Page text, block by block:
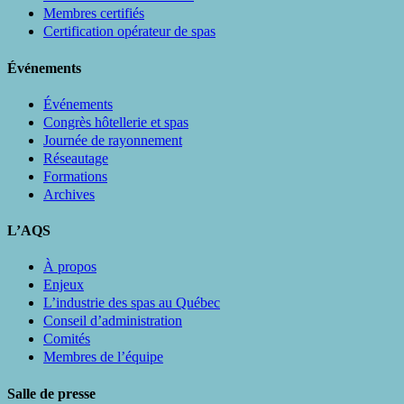
Membres certifiés
Certification opérateur de spas
Événements
Événements
Congrès hôtellerie et spas
Journée de rayonnement
Réseautage
Formations
Archives
L’AQS
À propos
Enjeux
L’industrie des spas au Québec
Conseil d’administration
Comités
Membres de l’équipe
Salle de presse